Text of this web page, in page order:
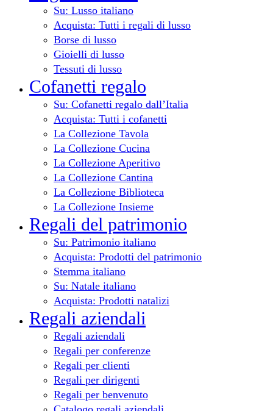
Su: Lusso italiano
Acquista: Tutti i regali di lusso
Borse di lusso
Gioielli di lusso
Tessuti di lusso
Cofanetti regalo
Su: Cofanetti regalo dall’Italia
Acquista: Tutti i cofanetti
La Collezione Tavola
La Collezione Cucina
La Collezione Aperitivo
La Collezione Cantina
La Collezione Biblioteca
La Collezione Insieme
Regali del patrimonio
Su: Patrimonio italiano
Acquista: Prodotti del patrimonio
Stemma italiano
Su: Natale italiano
Acquista: Prodotti natalizi
Regali aziendali
Regali aziendali
Regali per conferenze
Regali per clienti
Regali per dirigenti
Regali per benvenuto